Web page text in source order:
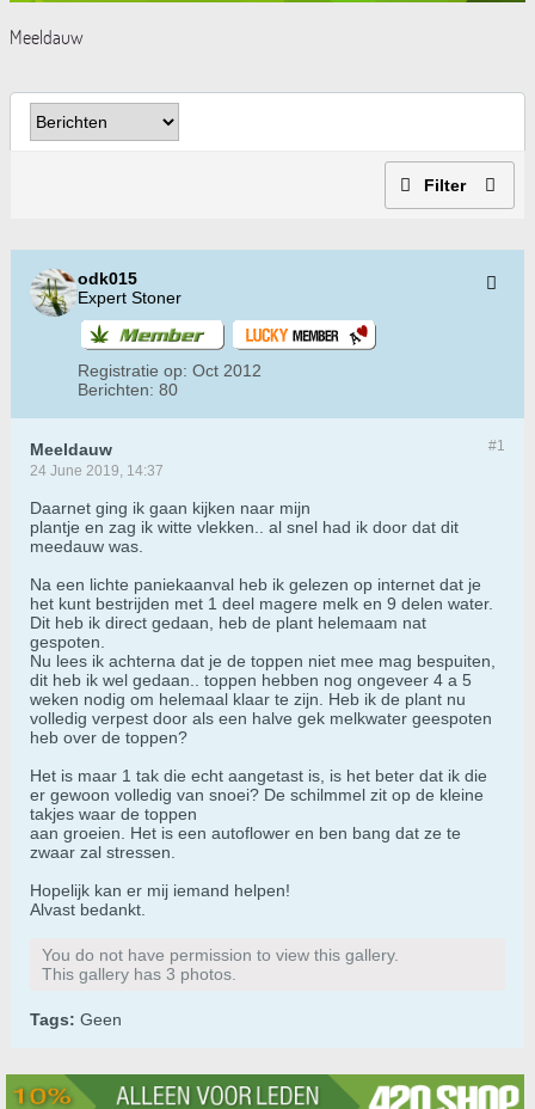
Meeldauw
Filter
odk015
Expert Stoner
Registratie op: Oct 2012
Berichten: 80
#1
Meeldauw
24 June 2019, 14:37
Daarnet ging ik gaan kijken naar mijn
plantje en zag ik witte vlekken.. al snel had ik door dat dit
meedauw was.
Na een lichte paniekaanval heb ik gelezen op internet dat je
het kunt bestrijden met 1 deel magere melk en 9 delen water.
Dit heb ik direct gedaan, heb de plant helemaam nat
gespoten.
Nu lees ik achterna dat je de toppen niet mee mag bespuiten,
dit heb ik wel gedaan.. toppen hebben nog ongeveer 4 a 5
weken nodig om helemaal klaar te zijn. Heb ik de plant nu
volledig verpest door als een halve gek melkwater geespoten
heb over de toppen?
Het is maar 1 tak die echt aangetast is, is het beter dat ik die
er gewoon volledig van snoei? De schilmmel zit op de kleine
takjes waar de toppen
aan groeien. Het is een autoflower en ben bang dat ze te
zwaar zal stressen.
Hopelijk kan er mij iemand helpen!
Alvast bedankt.
You do not have permission to view this gallery.
This gallery has 3 photos.
Tags: Geen